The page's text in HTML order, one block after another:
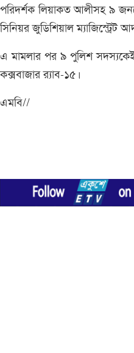
পরিদর্শক লিয়াকত আলীসহ ৯
সিনিয়র জুডিশিয়াল ম্যাজিস্ট্রেট
এ মামলার পর ৯ পুলিশ
কক্সবাজার র‌্যাব-১৫।
এমবি//